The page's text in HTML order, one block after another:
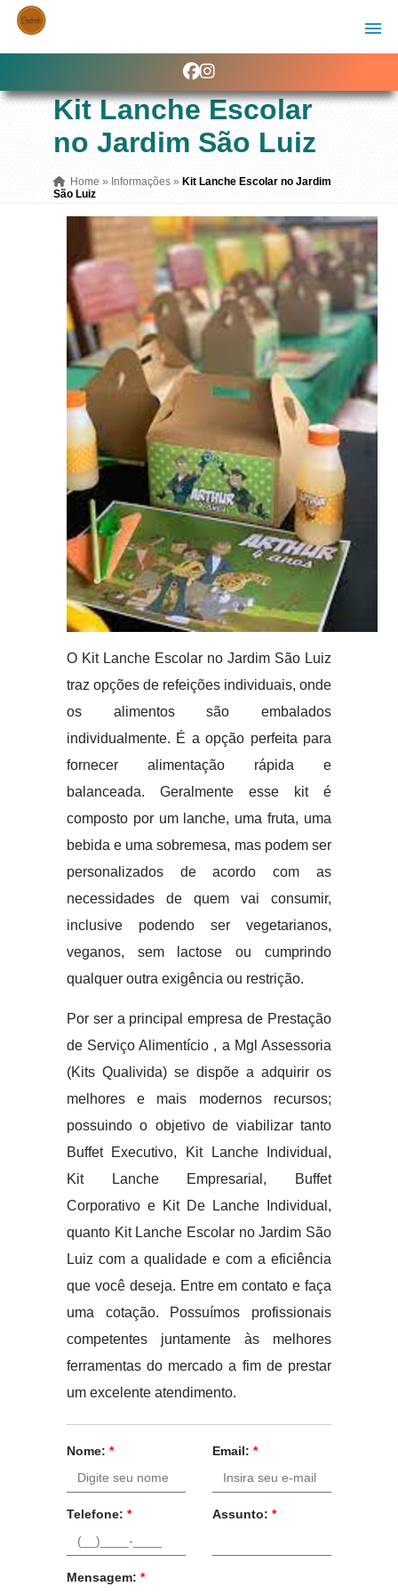
Kit Lanche Escolar
no Jardim São Luiz
Home » Informações » Kit Lanche Escolar no Jardim
São Luiz
O Kit Lanche Escolar no Jardim São Luiz
traz opções de refeições individuais, onde
os alimentos são embalados
individualmente. É a opção perfeita para
fornecer alimentação rápida e
balanceada. Geralmente esse kit é
composto por um lanche, uma fruta, uma
bebida e uma sobremesa, mas podem ser
personalizados de acordo com as
necessidades de quem vai consumir,
inclusive podendo ser vegetarianos,
veganos, sem lactose ou cumprindo
qualquer outra exigência ou restrição.
Por ser a principal empresa de Prestação
de Serviço Alimentício , a Mgl Assessoria
(Kits Qualivida) se dispõe a adquirir os
melhores e mais modernos recursos;
possuindo o objetivo de viabilizar tanto
Buffet Executivo, Kit Lanche Individual,
Kit Lanche Empresarial, Buffet
Corporativo e Kit De Lanche Individual,
quanto Kit Lanche Escolar no Jardim São
Luiz com a qualidade e com a eficiência
que você deseja. Entre em contato e faça
uma cotação. Possuímos profissionais
competentes juntamente às melhores
ferramentas do mercado a fim de prestar
um excelente atendimento.
Nome: * Email: *
Telefone: * Assunto: *
Mensagem: *